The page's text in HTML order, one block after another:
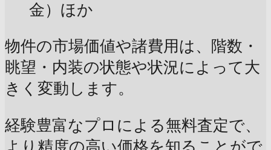
金）ほか
物件の市場価値や諸費用は、階数・
眺望・内装の状態や状況によって大
きく変動します。
経験豊富なプロによる無料査定で、